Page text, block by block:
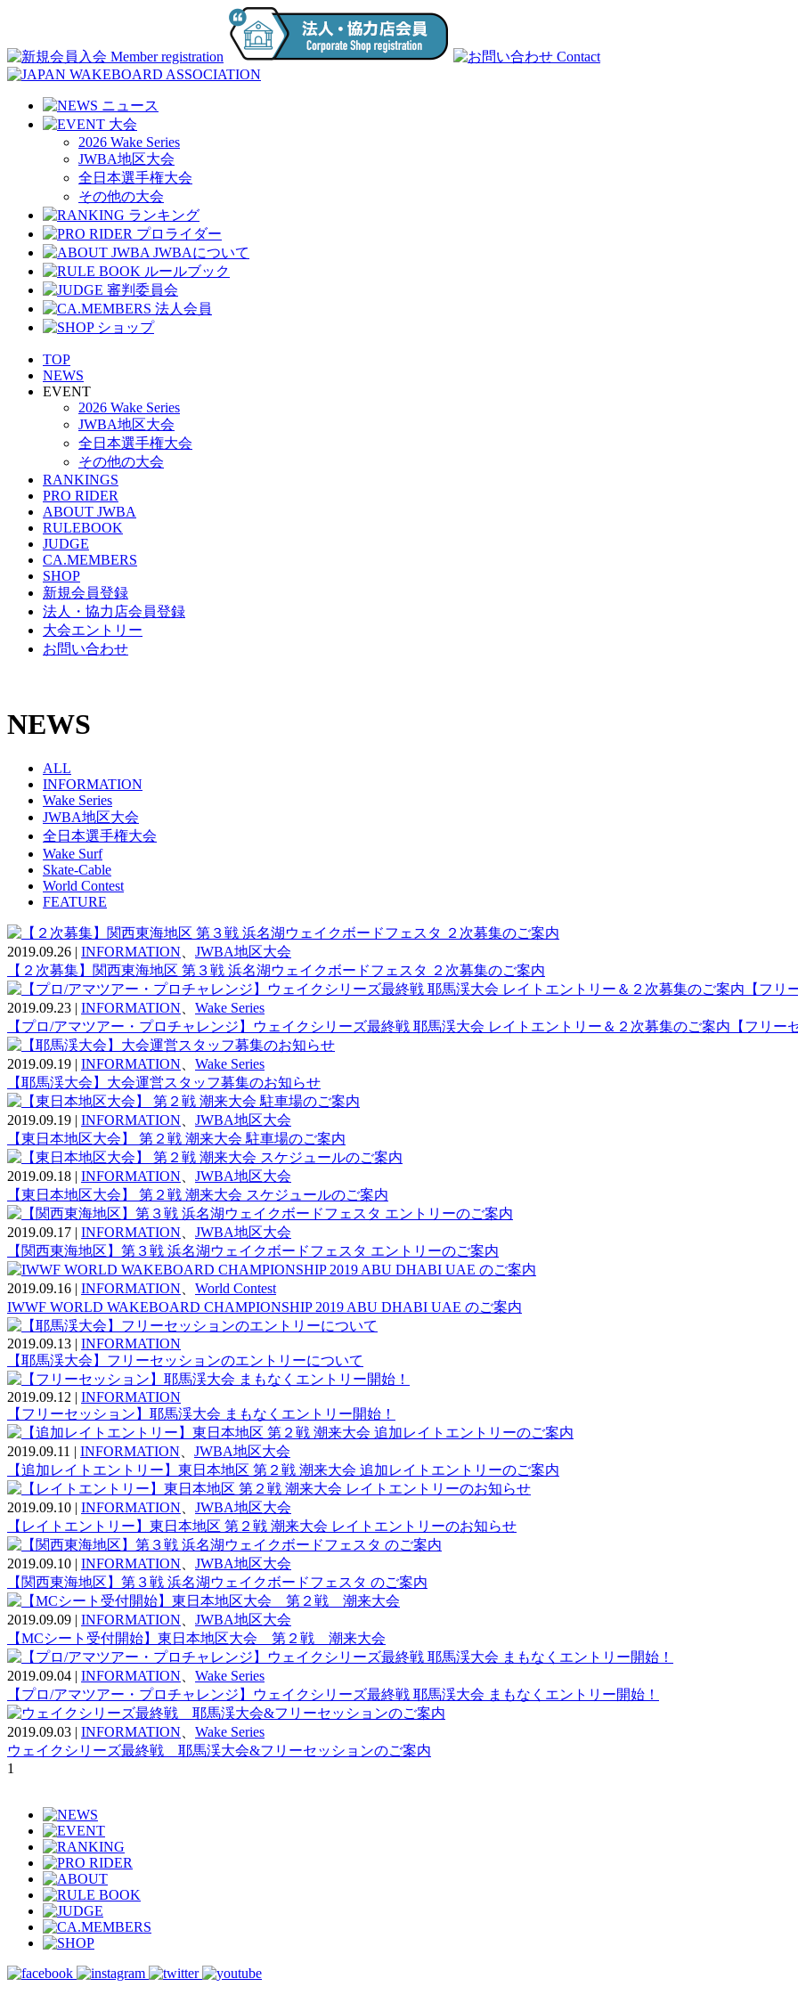
2026 Wake Series
JWBA地区大会
全日本選手権大会
その他の大会
TOP
NEWS
EVENT
2026 Wake Series
JWBA地区大会
全日本選手権大会
その他の大会
RANKINGS
PRO RIDER
ABOUT JWBA
RULEBOOK
JUDGE
CA.MEMBERS
SHOP
新規会員登録
法人・協力店会員登録
大会エントリー
お問い合わせ
NEWS
ALL
INFORMATION
Wake Series
JWBA地区大会
全日本選手権大会
Wake Surf
Skate-Cable
World Contest
FEATURE
2019.09.26 | INFORMATION
JWBA地区大会
【２次募集】関西東海地区 第３戦 浜名湖ウェイクボードフェスタ ２次募集のご案内
2019.09.23 | INFORMATION
Wake Series
【プロ/アマツアー・プロチャレンジ】ウェイクシリーズ最終戦 耶馬渓大会 レイトエントリー＆２次募集のご案内【フリー
2019.09.19 | INFORMATION
Wake Series
【耶馬渓大会】大会運営スタッフ募集のお知らせ
2019.09.19 | INFORMATION
JWBA地区大会
【東日本地区大会】 第２戦 潮来大会 駐車場のご案内
2019.09.18 | INFORMATION
JWBA地区大会
【東日本地区大会】 第２戦 潮来大会 スケジュールのご案内
2019.09.17 | INFORMATION
JWBA地区大会
【関西東海地区】第３戦 浜名湖ウェイクボードフェスタ エントリーのご案内
2019.09.16 | INFORMATION
World Contest
IWWF WORLD WAKEBOARD CHAMPIONSHIP 2019 ABU DHABI UAE のご案内
2019.09.13 | INFORMATION
【耶馬渓大会】フリーセッションのエントリーについて
2019.09.12 | INFORMATION
【フリーセッション】耶馬渓大会 まもなくエントリー開始！
2019.09.11 | INFORMATION
JWBA地区大会
【追加レイトエントリー】東日本地区 第２戦 潮来大会 追加レイトエントリーのご案内
2019.09.10 | INFORMATION
JWBA地区大会
【レイトエントリー】東日本地区 第２戦 潮来大会 レイトエントリーのお知らせ
2019.09.10 | INFORMATION
JWBA地区大会
【関西東海地区】第３戦 浜名湖ウェイクボードフェスタ のご案内
2019.09.09 | INFORMATION
JWBA地区大会
【MCシート受付開始】東日本地区大会 第２戦 潮来大会
2019.09.04 | INFORMATION
Wake Series
【プロ/アマツアー・プロチャレンジ】ウェイクシリーズ最終戦 耶馬渓大会 まもなくエントリー開始！
2019.09.03 | INFORMATION
Wake Series
ウェイクシリーズ最終戦 耶馬渓大会&フリーセッションのご案内
1